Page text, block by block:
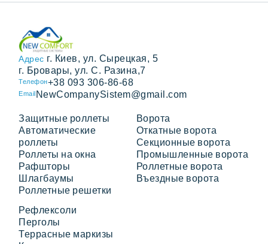
Адрес г. Киев, ул. Сырецкая, 5
г. Бровары, ул. С. Разина,7
Телефон+38 093 306-86-68
Email NewCompanySistem@gmail.com
Защитные роллеты
Автоматические
роллеты
Роллеты на окна
Рафшторы
Шлагбаумы
Роллетные решетки
Ворота
Откатные ворота
Секционные ворота
Промышленные ворота
Роллетные ворота
Въездные ворота
Рефлексоли
Перголы
Террасные маркизы